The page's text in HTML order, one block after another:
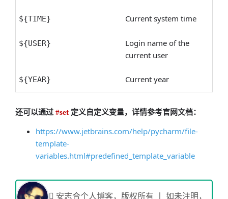
${TIME} Current system time
${USER}
Login name of the
current user
${YEAR} Current year
还可以通过 #set 定义自定义变量，详情参考官网文档：
https://www.jetbrains.com/help/pycharm/file-
template-
variables.html#predefined_template_variable
安志合个人博客，版权所有 丨 如未注明，